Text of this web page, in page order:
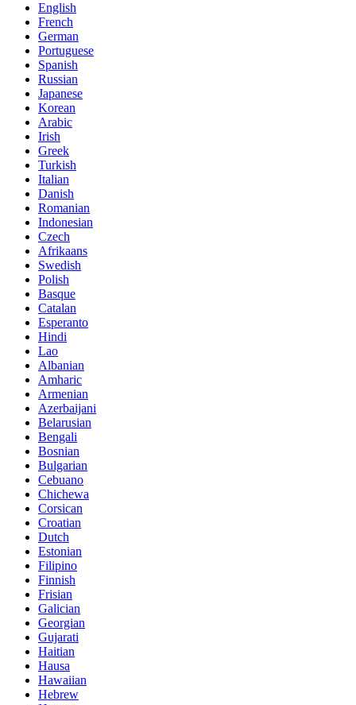
English
French
German
Portuguese
Spanish
Russian
Japanese
Korean
Arabic
Irish
Greek
Turkish
Italian
Danish
Romanian
Indonesian
Czech
Afrikaans
Swedish
Polish
Basque
Catalan
Esperanto
Hindi
Lao
Albanian
Amharic
Armenian
Azerbaijani
Belarusian
Bengali
Bosnian
Bulgarian
Cebuano
Chichewa
Corsican
Croatian
Dutch
Estonian
Filipino
Finnish
Frisian
Galician
Georgian
Gujarati
Haitian
Hausa
Hawaiian
Hebrew